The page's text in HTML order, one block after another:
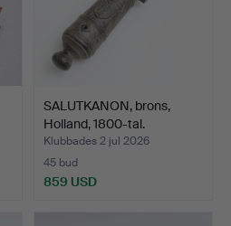
SALUTKANON, brons,
Holland, 1800-tal.
Klubbades 2 jul 2026
45 bud
859 USD